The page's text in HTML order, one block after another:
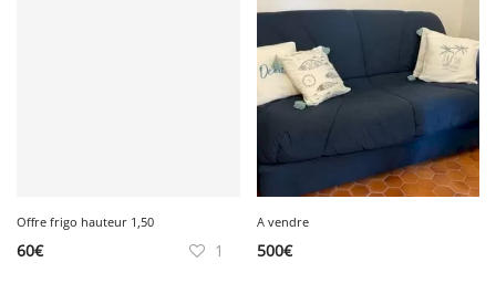
Offre frigo hauteur 1,50
60€ 1
A vendre
500€